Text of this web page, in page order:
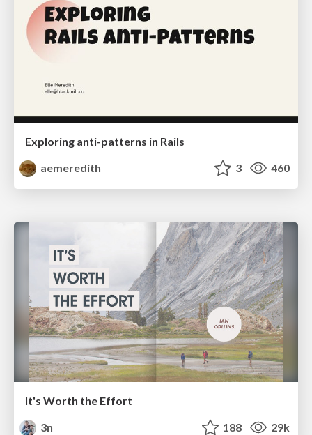
Exploring anti-patterns in Rails
aemeredith
3 460
It's Worth the Effort
3n
188 29k